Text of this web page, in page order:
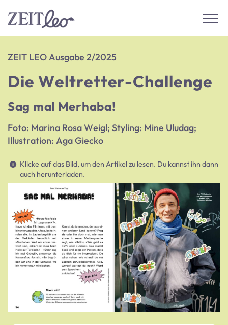
ZEIT LEO Ausgabe 2/2025
Die Weltretter-Challenge
Sag mal Merhaba!
Foto: Marina Rosa Weigl; Styling: Mine Uludag;
Illustration: Aga Giecko
Klicke auf das Bild, um den Artikel zu lesen. Du kannst ihn dann
auch herunterladen.